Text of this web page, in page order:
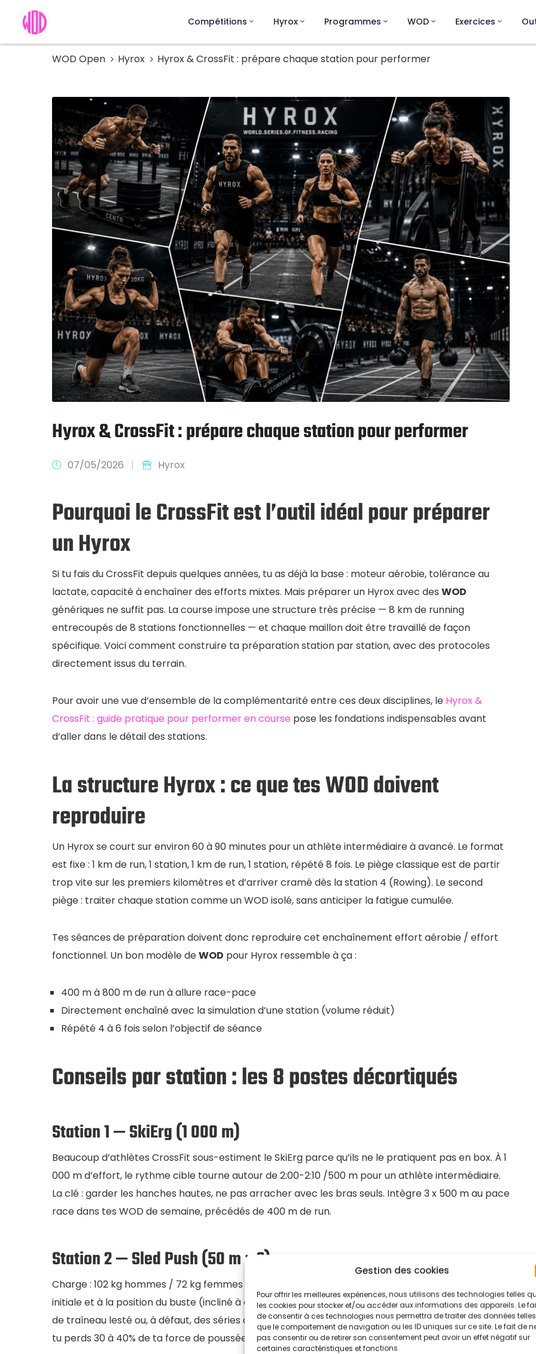
Gestion des cookies
Pour offrir les meilleures expériences, nous utilisons des technologies telles
les cookies pour stocker et/ou accéder aux informations des appareils. Le
de consentir à ces technologies nous permettra de traiter des données telles
que le comportement de navigation ou les ID uniques sur ce site. Le fait de
pas consentir ou de retirer son consentement peut avoir un effet négatif sur
certaines caractéristiques et fonctions.
Compétitions Hyrox Programmes WOD Exercices
WOD Open Hyrox Hyrox & CrossFit : prépare chaque station pour performer
Hyrox & CrossFit : prépare chaque station pour performer
07/05/2026 | Hyrox
Pourquoi le CrossFit est l’outil idéal pour préparer
un Hyrox
Si tu fais du CrossFit depuis quelques années, tu as déjà la base : moteur aérobie, tolérance au
lactate, capacité à enchaîner des efforts mixtes. Mais préparer un Hyrox avec des WOD
génériques ne suffit pas. La course impose une structure très précise — 8 km de running
entrecoupés de 8 stations fonctionnelles — et chaque maillon doit être travaillé de façon
spécifique. Voici comment construire ta préparation station par station, avec des protocoles
directement issus du terrain.
Pour avoir une vue d’ensemble de la complémentarité entre ces deux disciplines, le Hyrox &
CrossFit : guide pratique pour performer en course pose les fondations indispensables avant
d’aller dans le détail des stations.
La structure Hyrox : ce que tes WOD doivent
reproduire
Un Hyrox se court sur environ 60 à 90 minutes pour un athlète intermédiaire à avancé. Le format
est fixe : 1 km de run, 1 station, 1 km de run, 1 station, répété 8 fois. Le piège classique est de partir
trop vite sur les premiers kilomètres et d’arriver cramé dès la station 4 (Rowing). Le second
piège : traiter chaque station comme un WOD isolé, sans anticiper la fatigue cumulée.
Tes séances de préparation doivent donc reproduire cet enchaînement effort aérobie / effort
fonctionnel. Un bon modèle deWOD pour Hyrox ressemble à ça :
400 m à 800 m de run à allure race-pace
Directement enchaîné avec la simulation d’une station (volume réduit)
Répété 4 à 6 fois selon l’objectif de séance
Conseils par station : les 8 postes décortiqués
Station 1 — SkiErg (1 000 m)
Beaucoup d’athlètes CrossFit sous-estiment le SkiErg parce qu’ils ne le pratiquent pas en box. À 1
000 m d’effort, le rythme cible tourne autour de 2:00-2:10 /500 m pour un athlète intermédiaire.
La clé : garder les hanches hautes, ne pas arracher avec les bras seuls. Intègre 3 x 500 m au pace
race dans tes WOD de semaine, précédés de 400 m de run.
Station 2 — Sled Push (50 m × 2)
Charge : 102 kg hommes / 72 kg femmes en individuel. Le sled push se gagne à l’accélération
initiale et à la position du buste (incliné à environ 45°). En CrossFit, simule-le avec des poussées
de traîneau lesté ou, à défaut, des séries de prowler push. Ne jamais se relever en cours d’effort :
tu perds 30 à 40% de ta force de poussée.